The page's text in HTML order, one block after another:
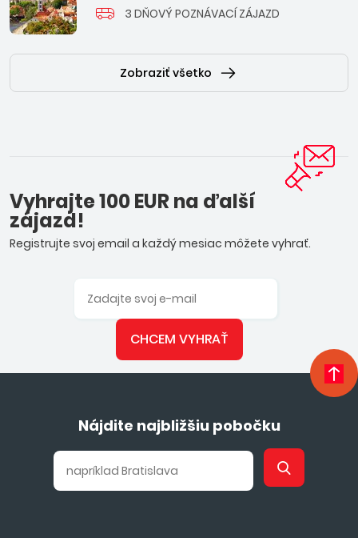
3 DŇOVÝ POZNÁVACÍ ZÁJAZD
Zobraziť všetko
Vyhrajte 100 EUR na ďalší
zájazd!
Registrujte svoj email a každý mesiac môžete vyhrať.
CHCEM VYHRAŤ
Nájdite najbližšiu pobočku